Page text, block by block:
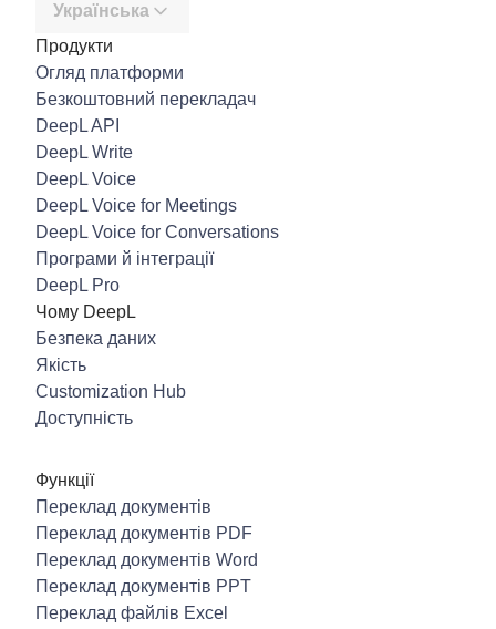
Українська
Продукти
Огляд платформи
Безкоштовний перекладач
DeepL API
DeepL Write
DeepL Voice
DeepL Voice for Meetings
DeepL Voice for Conversations
Програми й інтеграції
DeepL Pro
Чому DeepL
Безпека даних
Якість
Customization Hub
Доступність
Функції
Переклад документів
Переклад документів PDF
Переклад документів Word
Переклад документів PPT
Переклад файлів Excel